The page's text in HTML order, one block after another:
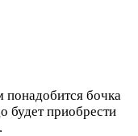
бочка
будет приобрести